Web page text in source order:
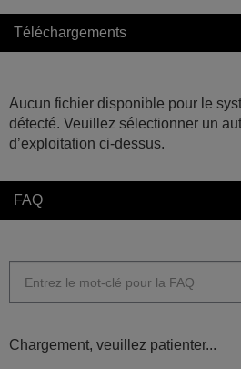
Téléchargements
Aucun fichier disponible pour le
détecté. Veuillez sélectionner un
d’exploitation ci-dessus.
FAQ
Chargement, veuillez patienter...